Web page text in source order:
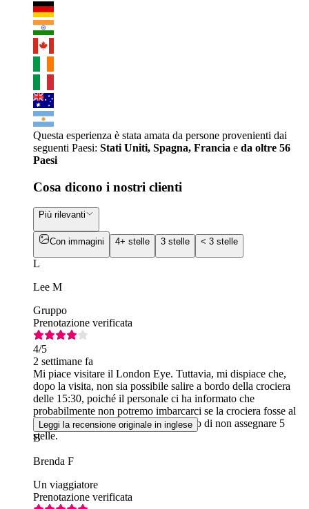
Questa esperienza è stata amata da persone provenienti dai
seguenti Paesi: Stati Uniti, Spagna, Francia e da oltre 56
Paesi
Cosa dicono i nostri clienti
Più rilevanti
Con immagini 4+ stelle 3 stelle < 3 stelle
L
Lee M
Gruppo
Prenotazione verificata
4/5
2 settimane fa
Mi piace visitare il London Eye. Tuttavia, mi dispiace che,
dopo la visita, non sia possibile salire a bordo della crociera
delle 15:30, poiché il personale ci ha informato che
probabilmente non potremo imbarcarci se la crociera fosse al
completo. Per questo motivo ho deciso di non assegnare 5
stelle.
Leggi la recensione originale in inglese
B
Brenda F
Un viaggiatore
Prenotazione verificata